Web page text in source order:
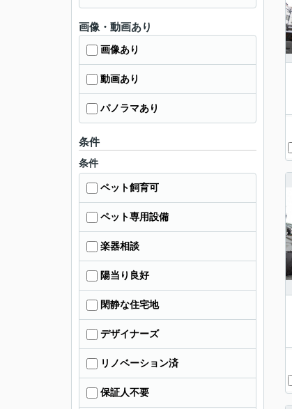
画像・動画あり
画像あり
動画あり
パノラマあり
条件
条件
ペット飼育可
ペット専用設備
楽器相談
陽当り良好
閑静な住宅地
デザイナーズ
リノベーション済
保証人不要